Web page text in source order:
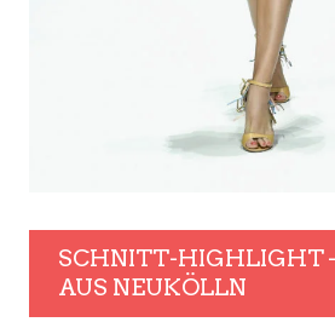
SCHNITT-HIGHLIGHT
AUS NEUKÖLLN